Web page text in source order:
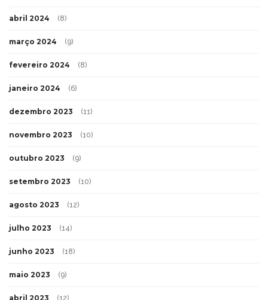
abril 2024 (8)
março 2024 (9)
fevereiro 2024 (8)
janeiro 2024 (6)
dezembro 2023 (11)
novembro 2023 (10)
outubro 2023 (9)
setembro 2023 (10)
agosto 2023 (12)
julho 2023 (14)
junho 2023 (18)
maio 2023 (9)
abril 2023